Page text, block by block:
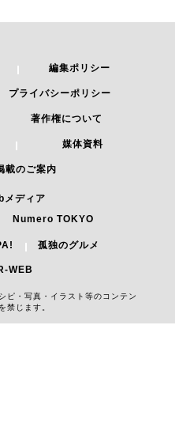
編集ポリシー
プライバシーポリシー
著作権について
媒体資料
載のご案内
メディア
Numero TOKYO
孤独のグルメ
WEB
ピ・写真・イラスト等のコンテン
禁じます。